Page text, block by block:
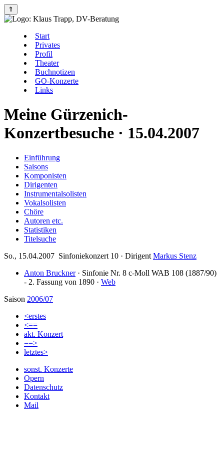
⇑
Start
Privates
Profil
Theater
Buchnotizen
GO-Konzerte
Links
Meine Gürzenich-
Konzertbesuche · 15.04.2007
Einführung
Saisons
Komponisten
Dirigenten
Instrumentalsolisten
Vokalsolisten
Chöre
Autoren etc.
Statistiken
Titelsuche
So., 15.04.2007 Sinfoniekonzert 10 · Dirigent Markus Stenz
Anton Bruckner· Sinfonie Nr. 8 c-Moll WAB 108 (1887/90)
- 2. Fassung von 1890 · Web
Saison 2006/07
<erstes
<==
akt. Konzert
==>
letztes>
sonst. Konzerte
Opern
Datenschutz
Kontakt
Mail